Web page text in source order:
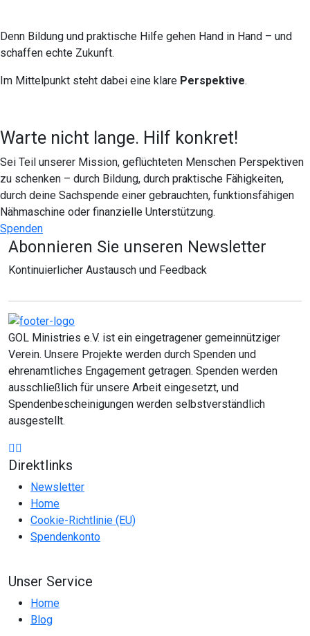
Denn Bildung und praktische Hilfe gehen Hand in Hand – und
schaffen echte Zukunft.
Im Mittelpunkt steht dabei eine klare Perspektive.
Warte nicht lange. Hilf konkret!
Sei Teil unserer Mission, geflüchteten Menschen Perspektiven
zu schenken – durch Bildung, durch praktische Fähigkeiten,
durch deine Sachspende einer gebrauchten, funktionsfähigen
Nähmaschine oder finanzielle Unterstützung.
Spenden
Abonnieren Sie unseren Newsletter
Kontinuierlicher Austausch und Feedback
GOL Ministries e.V. ist ein eingetragener gemeinnütziger
Verein. Unsere Projekte werden durch Spenden und
ehrenamtliches Engagement getragen. Spenden werden
ausschließlich für unsere Arbeit eingesetzt, und
Spendenbescheinigungen werden selbstverständlich
ausgestellt.
Direktlinks
Newsletter
Home
Cookie-Richtlinie (EU)
Spendenkonto
Unser Service
Home
Blog